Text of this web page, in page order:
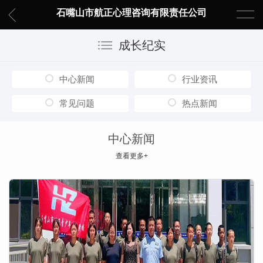
石嘴山市航正心理咨询有限责任公司
成长纪实
中心新闻 行业资讯
常见问题 热点新闻
中心新闻
查看更多+